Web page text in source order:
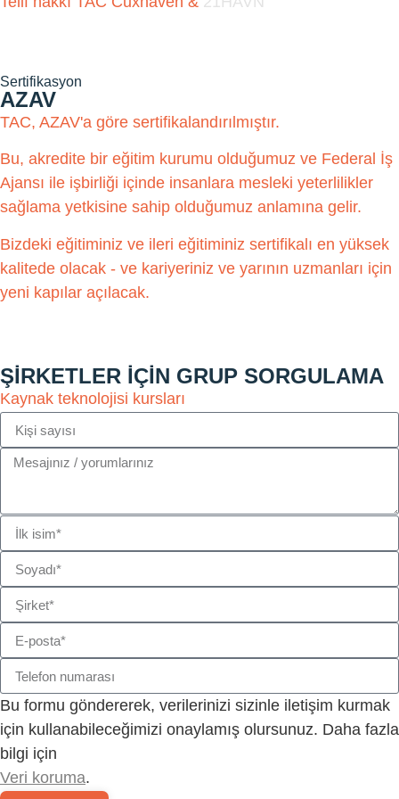
Sertifikasyon
AZAV
TAC, AZAV'a göre sertifikalandırılmıştır.
Bu, akredite bir eğitim kurumu olduğumuz ve Federal İş
Ajansı ile işbirliği içinde insanlara mesleki yeterlilikler
sağlama yetkisine sahip olduğumuz anlamına gelir.
Bizdeki eğitiminiz ve ileri eğitiminiz sertifikalı en yüksek
kalitede olacak - ve kariyeriniz ve yarının uzmanları için
yeni kapılar açılacak.
ŞIRKETLER IÇIN GRUP SORGULAMA
Kaynak teknolojisi kursları
Bu formu göndererek, verilerinizi sizinle iletişim kurmak
için kullanabileceğimizi onaylamış olursunuz. Daha fazla
bilgi için
Veri koruma.